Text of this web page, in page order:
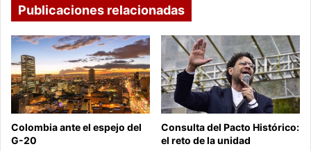
Publicaciones relacionadas
Colombia ante el espejo del
G-20
Consulta del Pacto Histórico:
el reto de la unidad